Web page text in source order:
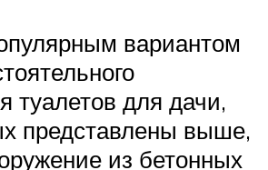
вариантом
туалетов для дачи,
представлены выше,
из бетонных